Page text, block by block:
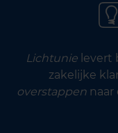
Lichtunielevert
zakelijke
overstappen naar